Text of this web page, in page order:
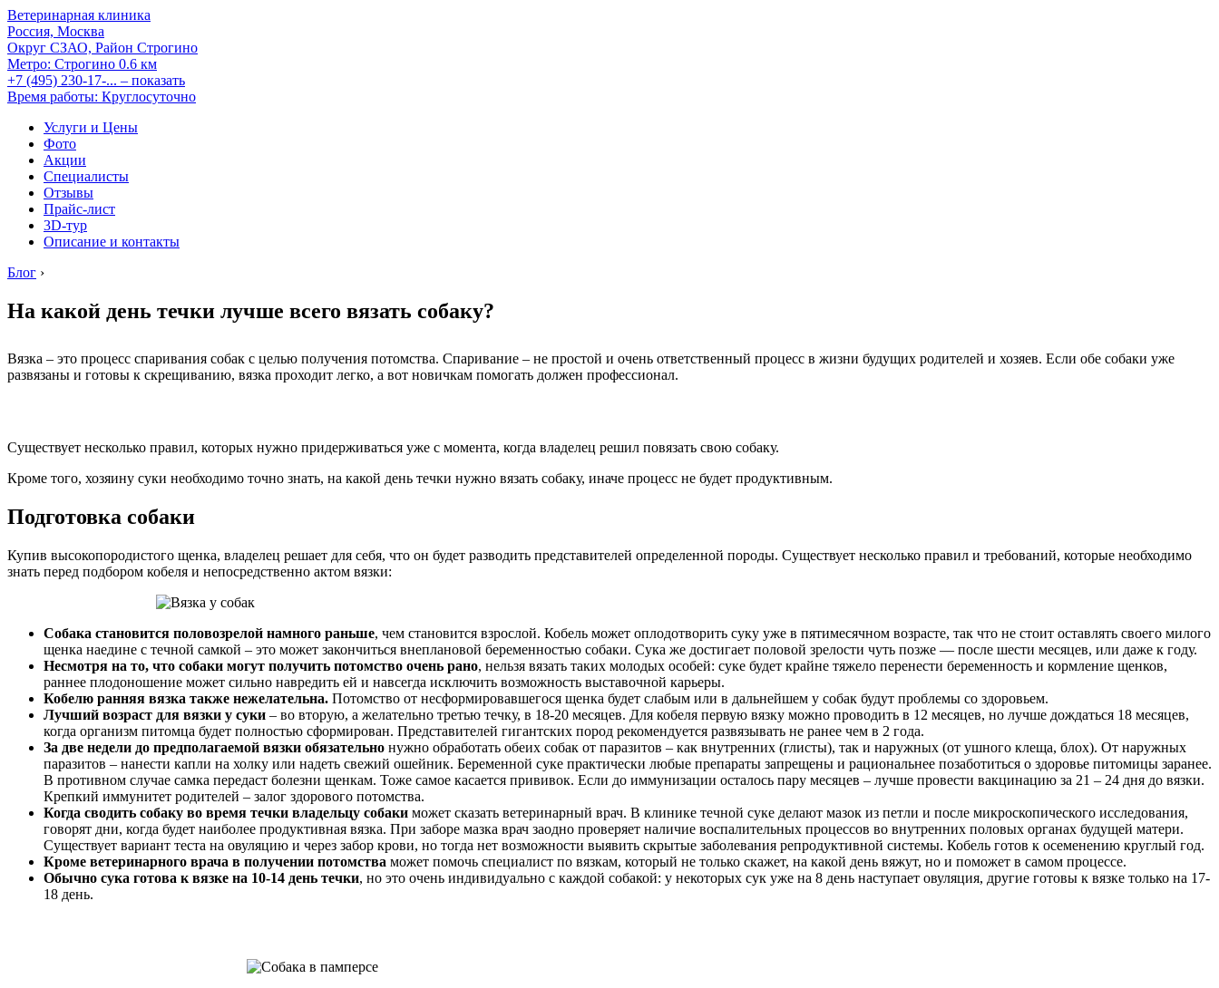
Ветеринарная клиника
Россия, Москва
Округ СЗАО, Район Строгино
Метро: Строгино 0.6 км
+7 (495) 230-17-... – показать
Время работы: Круглосуточно
Услуги и Цены
Фото
Акции
Специалисты
Отзывы
Прайс-лист
3D-тур
Описание и контакты
Блог ›
На какой день течки лучше всего вязать собаку?
Вязка – это процесс спаривания собак с целью получения потомства. Спаривание – не простой и очень ответственный процесс в жизни будущих родителей и хозяев. Если обе собаки уже
развязаны и готовы к скрещиванию, вязка проходит легко, а вот новичкам помогать должен профессионал.
Существует несколько правил, которых нужно придерживаться уже с момента, когда владелец решил повязать свою собаку.
Кроме того, хозяину суки необходимо точно знать, на какой день течки нужно вязать собаку, иначе процесс не будет продуктивным.
Подготовка собаки
Купив высокопородистого щенка, владелец решает для себя, что он будет разводить представителей определенной породы. Существует несколько правил и требований, которые необходимо
знать перед подбором кобеля и непосредственно актом вязки:
Собака становится половозрелой намного раньше, чем становится взрослой. Кобель может оплодотворить суку уже в пятимесячном возрасте, так что не стоит оставлять своего милого
щенка наедине с течной самкой – это может закончиться внеплановой беременностью собаки. Сука же достигает половой зрелости чуть позже — после шести месяцев, или даже к году.
Несмотря на то, что собаки могут получить потомство очень рано, нельзя вязать таких молодых особей: суке будет крайне тяжело перенести беременность и кормление щенков,
раннее плодоношение может сильно навредить ей и навсегда исключить возможность выставочной карьеры.
Кобелю ранняя вязка также нежелательна. Потомство от несформировавшегося щенка будет слабым или в дальнейшем у собак будут проблемы со здоровьем.
Лучший возраст для вязки у суки – во вторую, а желательно третью течку, в 18-20 месяцев. Для кобеля первую вязку можно проводить в 12 месяцев, но лучше дождаться 18 месяцев,
когда организм питомца будет полностью сформирован. Представителей гигантских пород рекомендуется развязывать не ранее чем в 2 года.
За две недели до предполагаемой вязки обязательно нужно обработать обеих собак от паразитов – как внутренних (глисты), так и наружных (от ушного клеща, блох). От наружных
паразитов – нанести капли на холку или надеть свежий ошейник. Беременной суке практически любые препараты запрещены и рациональнее позаботиться о здоровье питомицы заранее.
В противном случае самка передаст болезни щенкам. Тоже самое касается прививок. Если до иммунизации осталось пару месяцев – лучше провести вакцинацию за 21 – 24 дня до вязки.
Крепкий иммунитет родителей – залог здорового потомства.
Когда сводить собаку во время течки владельцу собаки может сказать ветеринарный врач. В клинике течной суке делают мазок из петли и после микроскопического исследования,
говорят дни, когда будет наиболее продуктивная вязка. При заборе мазка врач заодно проверяет наличие воспалительных процессов во внутренних половых органах будущей матери.
Существует вариант теста на овуляцию и через забор крови, но тогда нет возможности выявить скрытые заболевания репродуктивной системы. Кобель готов к осеменению круглый год.
Кроме ветеринарного врача в получении потомства может помочь специалист по вязкам, который не только скажет, на какой день вяжут, но и поможет в самом процессе.
Обычно сука готова к вязке на 10-14 день течки, но это очень индивидуально с каждой собакой: у некоторых сук уже на 8 день наступает овуляция, другие готовы к вязке только на 17-
18 день.